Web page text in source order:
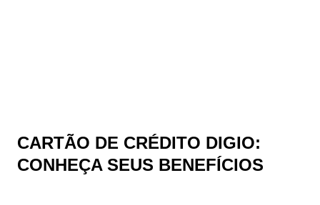
CARTÃO DE CRÉDITO DIGIO:
CONHEÇA SEUS BENEFÍCIOS